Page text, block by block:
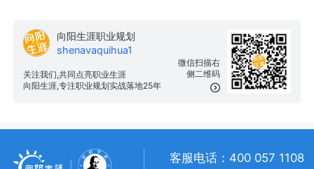
微信扫描右
侧二维码
向阳生涯职业规划
shenavaquihua1
关注我们,共同点亮职业生涯
向阳生涯,专注职业规划实战落地25年
客服电话：400 057 1108